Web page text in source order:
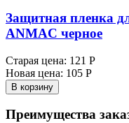
Защитная пленка
ANMAC черное
Старая цена: 121 Р
Новая цена: 105 Р
В корзину
Преимущества